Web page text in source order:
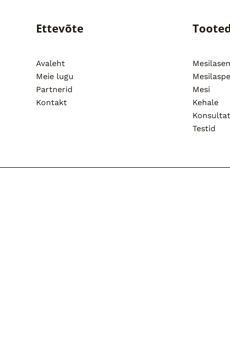
Ettevõte
Avaleht
Meie lugu
Partnerid
Kontakt
Mesi
Kehale
Testid